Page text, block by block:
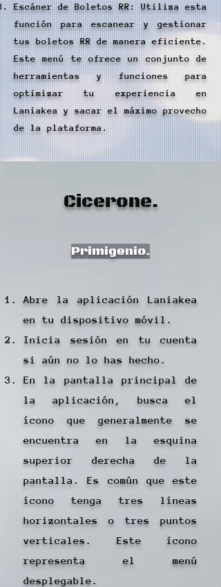
Escáner de Boletos RR: Utiliza esta
función para escanear y gestionar
tus boletos RR de manera eficiente.
Este menú te ofrece un conjunto de
herramientas y funciones para
optimizar tu experiencia en
Laniakea y sacar el máximo provecho
de la plataforma.
Cicerone.
Primigenio.
Abre la aplicación Laniakea
en tu dispositivo móvil.
Inicia sesión en tu cuenta
si aún no lo has hecho.
En la pantalla principal de
la aplicación, busca el
ícono que generalmente se
encuentra en la esquina
superior derecha de la
pantalla. Es común que este
ícono tenga tres líneas
horizontales o tres puntos
verticales. Este ícono
representa el menú
desplegable.